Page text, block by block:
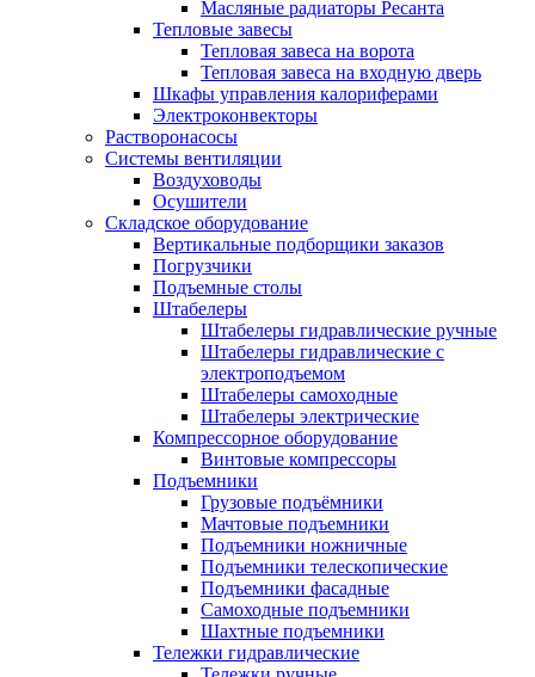
Масляные радиаторы Ресанта
Тепловые завесы
Тепловая завеса на ворота
Тепловая завеса на входную дверь
Шкафы управления калориферами
Электроконвекторы
Растворонасосы
Системы вентиляции
Воздуховоды
Осушители
Складское оборудование
Вертикальные подборщики заказов
Погрузчики
Подъемные столы
Штабелеры
Штабелеры гидравлические ручные
Штабелеры гидравлические с
электроподъемом
Штабелеры самоходные
Штабелеры электрические
Компрессорное оборудование
Винтовые компрессоры
Подъемники
Грузовые подъёмники
Мачтовые подъемники
Подъемники ножничные
Подъемники телескопические
Подъемники фасадные
Самоходные подъемники
Шахтные подъемники
Тележки гидравлические